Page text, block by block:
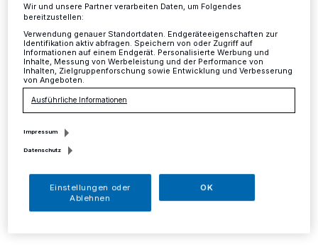
Gemeinschaft Mettmann
Mettmann·Die CDU-Bundestagsabgeordnete und
Vizepräsidentin des Deutschen Bundestages Michaela
Noll wurde am 16. März im "Café am Markt" mit der
Ehrenmitgliedschaft der Behinderten Sport
Gemeinschaft Mettmann e.V. ausgezeichnet.
Wir und unsere Partner verarbeiten Daten, um Folgendes
bereitzustellen:
Verwendung genauer Standortdaten. Endgeräteeigenschaften zur
Identifikation aktiv abfragen. Speichern von oder Zugriff auf
Informationen auf einem Endgerät. Personalisierte Werbung und
Inhalte, Messung von Werbeleistung und der Performance von
Inhalten, Zielgruppenforschung sowie Entwicklung und Verbesserung
von Angeboten.
Ausführliche Informationen
Impressum
Datenschutz
Einstellungen oder
Ablehnen
OK